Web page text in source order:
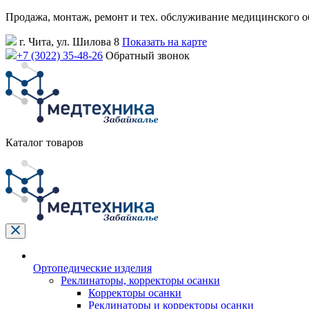
Продажа, монтаж, ремонт и тех. обслуживание медицинского
г. Чита, ул. Шилова 8 Показать на карте
+7 (3022) 35-48-26 Обратный звонок
Каталог товаров
Ортопедические изделия
Реклинаторы, корректоры осанки
Корректоры осанки
Реклинаторы и корректоры осанки